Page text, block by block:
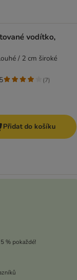
vodítko,
240 cm dlouhé / 2 cm široké
(7)
Přidat do košíku
% pokaždé!